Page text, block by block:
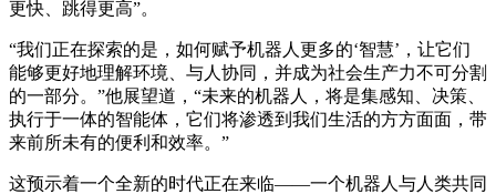
更快、跳得更高”。
“我们正在探索的是，如何赋予机器人更多的‘智慧’，让它们
能够更好地理解环境、与人协同，并成为社会生产力不可分割
的一部分。”他展望道，“未来的机器人，将是集感知、决策、
执行于一体的智能体，它们将渗透到我们生活的方方面面，带
来前所未有的便利和效率。”
这预示着一个全新的时代正在来临——一个机器人与人类共同